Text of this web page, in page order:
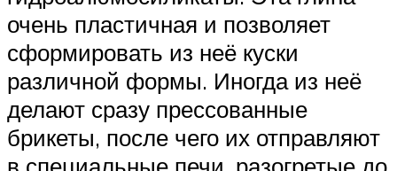
очень пластичная и позволяет
сформировать из неё куски
различной формы. Иногда из неё
делают сразу прессованные
брикеты, после чего их отправляют